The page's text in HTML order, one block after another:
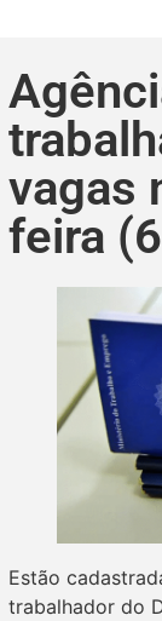
vagas
feira
Estão
trabalhador do